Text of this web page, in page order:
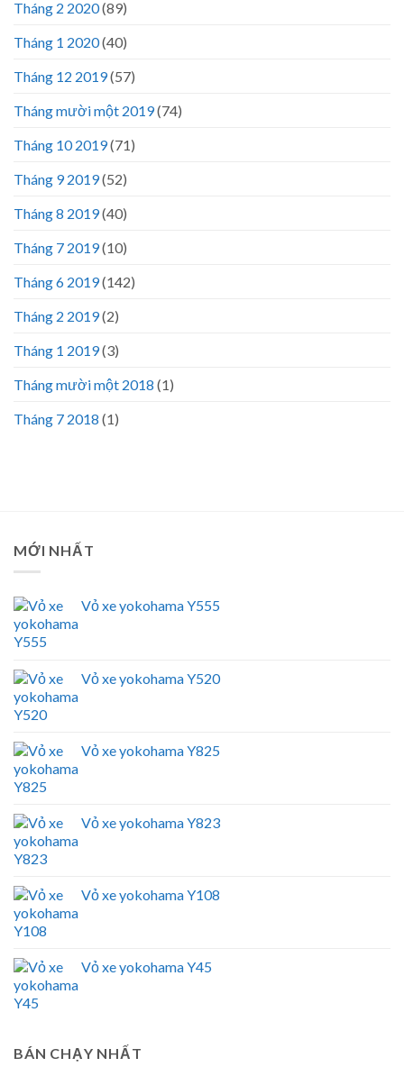
Tháng 2 2020(89)
Tháng 1 2020(40)
Tháng 12 2019(57)
Tháng mười một 2019(74)
Tháng 10 2019(71)
Tháng 9 2019(52)
Tháng 8 2019(40)
Tháng 7 2019(10)
Tháng 6 2019(142)
Tháng 2 2019(2)
Tháng 1 2019(3)
Tháng mười một 2018 (1)
Tháng 7 2018 (1)
MỚI NHẤT
Vỏ xe yokohama Y555
Vỏ xe yokohama Y520
Vỏ xe yokohama Y825
Vỏ xe yokohama Y823
Vỏ xe yokohama Y108
Vỏ xe yokohama Y45
BÁN CHẠY NHẤT